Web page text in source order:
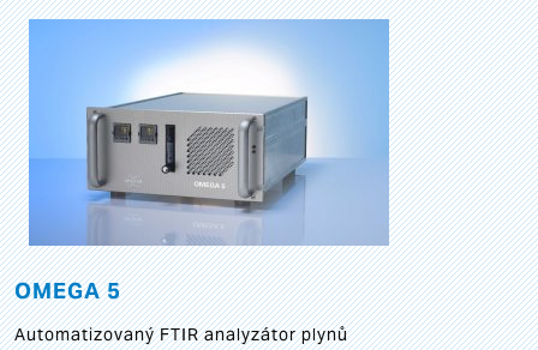
OMEGA 5
Automatizovaný FTIR analyzátor plynů